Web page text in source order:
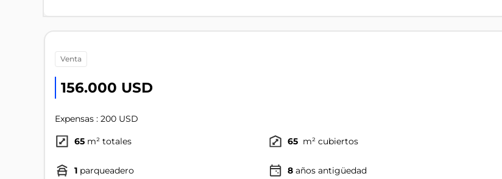
venta
156.000 USD
Expensas : 200 USD
65 m² totales 65 m² cubiertos
1 parqueadero 8 años antigüedad